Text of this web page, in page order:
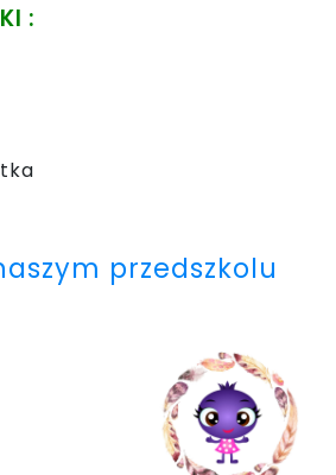
:
przedszkolu